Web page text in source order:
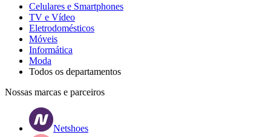
Celulares e Smartphones
TV e Vídeo
Eletrodomésticos
Móveis
Informática
Moda
Todos os departamentos
Nossas marcas e parceiros
Netshoes